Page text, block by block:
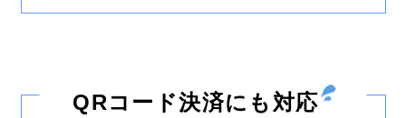
QRコード決済にも対応